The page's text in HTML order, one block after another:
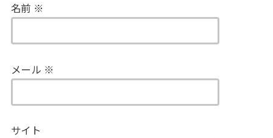
名前 ※
メール ※
サイト